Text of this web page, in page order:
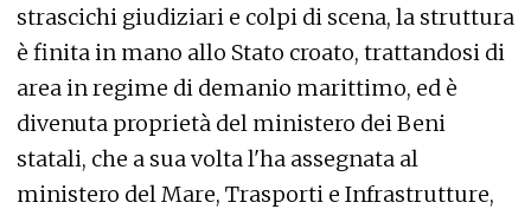
strascichi giudiziari e colpi di scena, la struttura
è finita in mano allo Stato croato, trattandosi di
area in regime di demanio marittimo, ed è
divenuta proprietà del ministero dei Beni
statali, che a sua volta l'ha assegnata al
ministero del Mare, Trasporti e Infrastrutture,